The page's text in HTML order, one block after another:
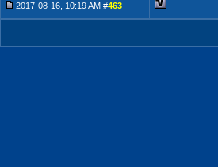
2017-08-16, 10:19 AM #463